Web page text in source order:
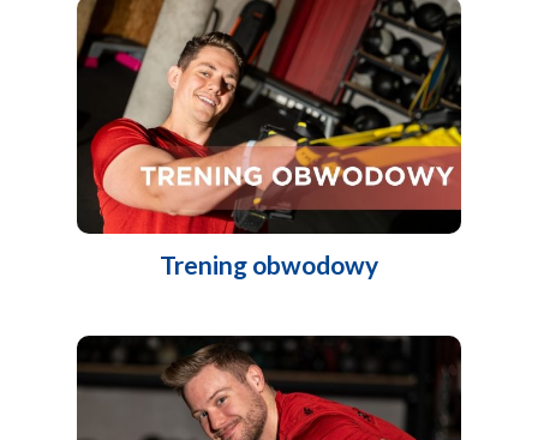
Trening obwodowy